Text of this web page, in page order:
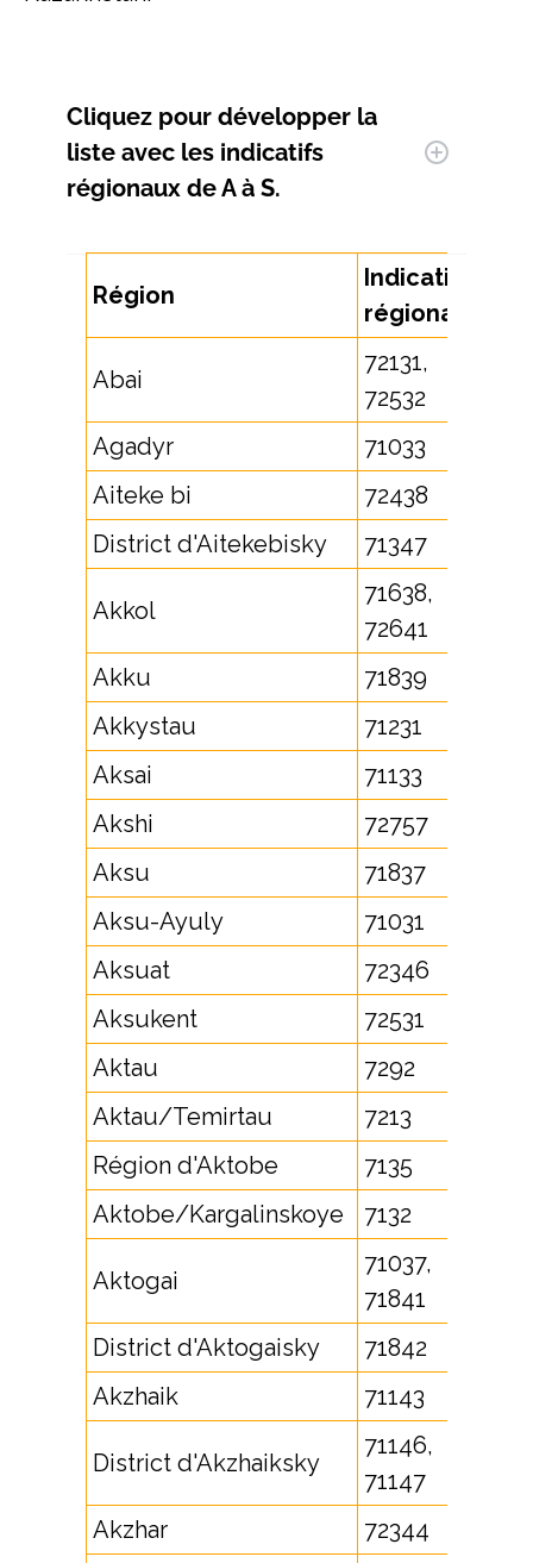
Cliquez pour développer la
liste avec les indicatifs
régionaux de A à S.
Région
Indicatif
régional
Abai
72131,
72532
Agadyr
71033
Aiteke bi
72438
District d'Aitekebisky
71347
Akkol
71638,
72641
Akku
71839
Akkystau
71231
Aksai
71133
Akshi
72757
Aksu
71837
Aksu-Ayuly
71031
Aksuat
72346
Aksukent
72531
Aktau
7292
Aktau/Temirtau
7213
Région d'Aktobe
7135
Aktobe/Kargalinskoye
7132
Aktogai
71037,
71841
District d'Aktogaisky
71842
Akzhaik
71143
District d'Akzhaiksky
71146,
71147
Akzhar
72344